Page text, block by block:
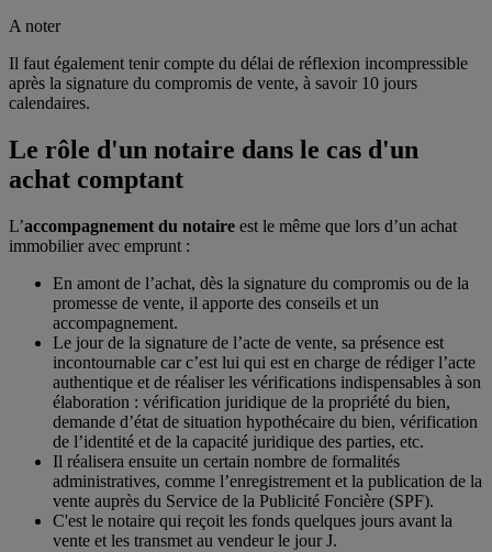
A noter
Il faut également tenir compte du délai de réflexion incompressible
après la signature du compromis de vente, à savoir 10 jours
calendaires.
Le rôle d'un notaire dans le cas d'un
achat comptant
L’accompagnement du notaire est le même que lors d’un achat
immobilier avec emprunt :
En amont de l’achat, dès la signature du compromis ou de la
promesse de vente, il apporte des conseils et un
accompagnement.
Le jour de la signature de l’acte de vente, sa présence est
incontournable car c’est lui qui est en charge de rédiger l’acte
authentique et de réaliser les vérifications indispensables à son
élaboration : vérification juridique de la propriété du bien,
demande d’état de situation hypothécaire du bien, vérification
de l’identité et de la capacité juridique des parties, etc.
Il réalisera ensuite un certain nombre de formalités
administratives, comme l’enregistrement et la publication de la
vente auprès du Service de la Publicité Foncière (SPF).
C'est le notaire qui reçoit les fonds quelques jours avant la
vente et les transmet au vendeur le jour J.